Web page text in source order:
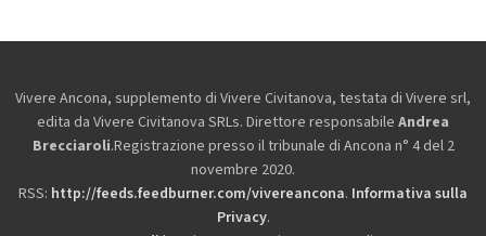
Vivere Ancona, supplemento di Vivere Civitanova, testata di Vivere srl,
edita da Vivere Civitanova SRLs. Direttore responsabile Andrea
Brecciaroli.Registrazione presso il tribunale di Ancona n° 4 del 2
novembre 2020.
RSS: http://feeds.feedburner.com/vivereancona. Informativa sulla
Privacy.